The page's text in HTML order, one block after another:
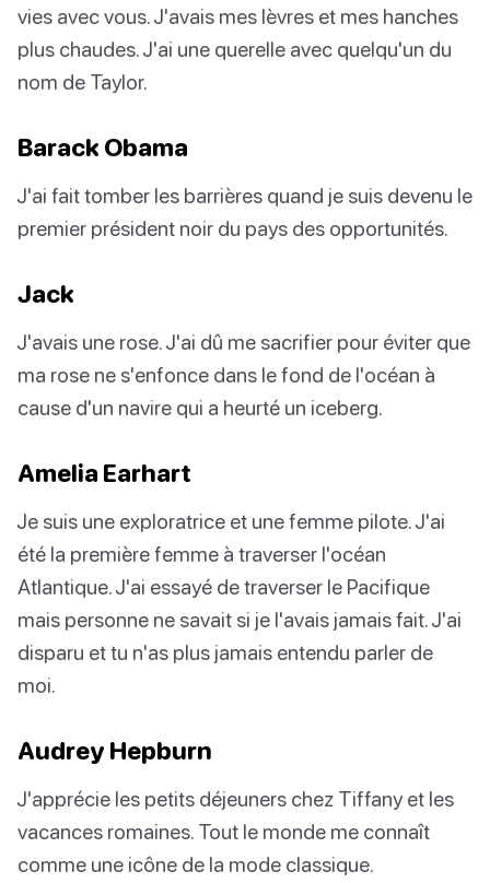
vies avec vous. J'avais mes lèvres et mes hanches
plus chaudes. J'ai une querelle avec quelqu'un du
nom de Taylor.
Barack Obama
J'ai fait tomber les barrières quand je suis devenu le
premier président noir du pays des opportunités.
Jack
J'avais une rose. J'ai dû me sacrifier pour éviter que
ma rose ne s'enfonce dans le fond de l'océan à
cause d'un navire qui a heurté un iceberg.
Amelia Earhart
Je suis une exploratrice et une femme pilote. J'ai
été la première femme à traverser l'océan
Atlantique. J'ai essayé de traverser le Pacifique
mais personne ne savait si je l'avais jamais fait. J'ai
disparu et tu n'as plus jamais entendu parler de
moi.
Audrey Hepburn
J'apprécie les petits déjeuners chez Tiffany et les
vacances romaines. Tout le monde me connaît
comme une icône de la mode classique.